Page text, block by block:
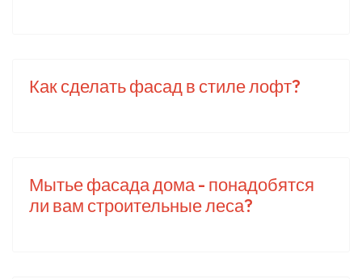
Как сделать фасад в стиле лофт?
Мытье фасада дома - понадобятся
ли вам строительные леса?